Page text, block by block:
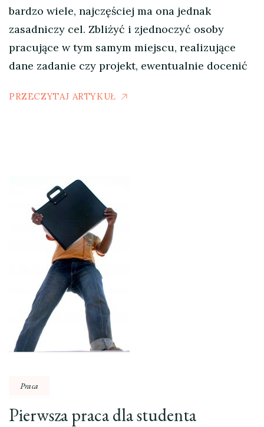
bardzo wiele, najczęściej ma ona jednak
zasadniczy cel. Zbliżyć i zjednoczyć osoby
pracujące w tym samym miejscu, realizujące
dane zadanie czy projekt, ewentualnie docenić
PRZECZYTAJ ARTYKUŁ
Praca
Pierwsza praca dla studenta